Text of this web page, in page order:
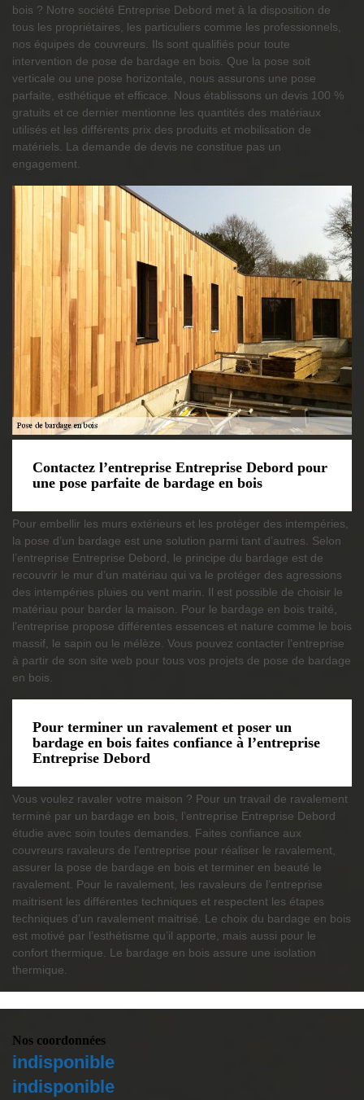
bois ? Notre société Entreprise Debord met à la disposition de
tous les propriétaires, les particuliers comme les professionnels,
nos équipes de couvreurs. Ils sont qualifiés pour toute
intervention de pose de bardage en bois. Que la pose soit
verticale ou une pose horizontale, nous assurons une pose
parfaite, esthétique et efficace. Nous établissons un devis 100 %
gratuits et ce dernier mentionne les quantités des matériaux
utilisés et les différents prix des produits et mobilisation de
matériels. La demande de devis ne constitue pas un
engagement.
Contactez l’entreprise Entreprise Debord pour
une pose parfaite de bardage en bois
Pour embellir les murs extérieurs et les protéger des intempéries,
la pose d’un bardage est une solution parmi tant d’autres. Selon
l’entreprise Entreprise Debord, le principe du bardage est de
recouvrir le mur d’un matériau qui va le protéger des agressions
des intempéries pluies ou vent marin. Il est possible de choisir le
matériau pour barder la maison. Pour le bardage en bois traité,
l’entreprise propose différentes essences et nature comme le bois
massif, le sapin ou le mélèze. Vous pouvez contacter l’entreprise
à partir de son site web pour tous vos projets de pose de bardage
en bois.
Pour terminer un ravalement et poser un
bardage en bois faites confiance à l’entreprise
Entreprise Debord
Vous voulez ravaler votre maison ? Pour un travail de ravalement
terminé par un bardage en bois, l’entreprise Entreprise Debord
étudie avec soin toutes demandes. Faites confiance aux
couvreurs ravaleurs de l’entreprise pour réaliser le ravalement,
assurer la pose de bardage en bois et terminer en beauté le
ravalement. Pour le ravalement, les ravaleurs de l’entreprise
maitrisent les différentes techniques et respectent les étapes
techniques d’un ravalement maitrisé. Le choix du bardage en bois
est motivé par l’esthétisme qu’il apporte, mais aussi pour le
confort thermique. Le bardage en bois assure une isolation
thermique.
Nos coordonnées
indisponible
indisponible